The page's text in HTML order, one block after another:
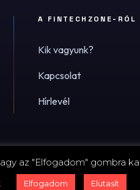
A FINTECHZONE-RÓL
Kik vagyunk?
Kapcsolat
Hírlevél
Impresszum · Adatvédelmi
az "Elfogadom" gombra
Elfogadom Elutasít